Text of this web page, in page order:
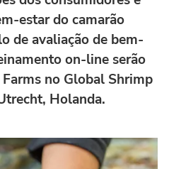
estar do camarão
de avaliação de bem-
on-line serão
no Global Shrimp
Holanda.